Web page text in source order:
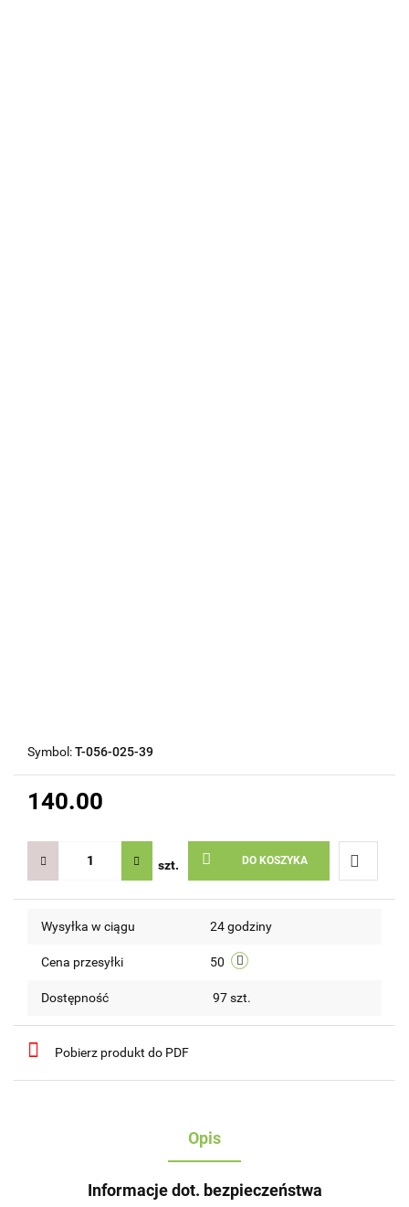
Symbol:T-056-025-39
140.00
szt. DO KOSZYKA
Do
Wysyłka w ciągu 24 godziny
Cena przesyłki 50
Dostępność 97szt.
Pobierz produkt do PDF
Opis
Informacje dot. bezpieczeństwa